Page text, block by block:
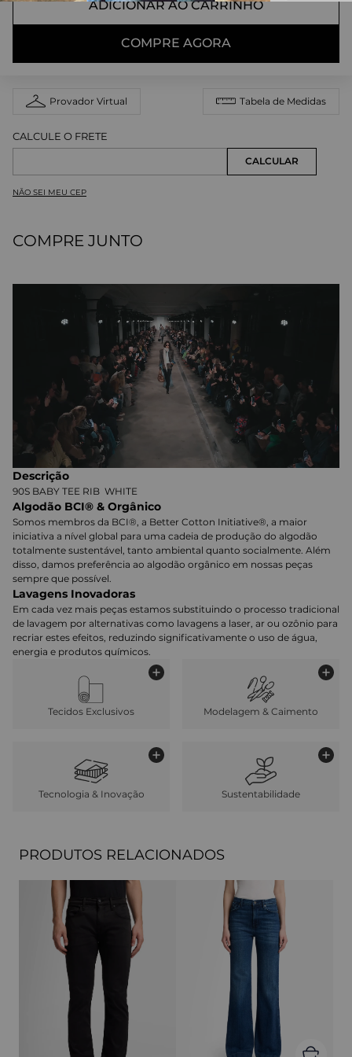
ADICIONAR AO CARRINHO
COMPRE AGORA
Provador Virtual Tabela de Medidas
NÃO SEI MEU CEP
COMPRE JUNTO
Descrição
90S BABY TEE RIB WHITE
Algodão BCI® & Orgânico
Somos membros da BCI®, a Better Cotton Initiative®, a maior
iniciativa a nível global para uma cadeia de produção do algodão
totalmente sustentável, tanto ambiental quanto socialmente. Além
disso, damos preferência ao algodão orgânico em nossas peças
sempre que possível.
Lavagens Inovadoras
Em cada vez mais peças estamos substituindo o processo tradicional
de lavagem por alternativas como lavagens a laser, ar ou ozônio para
recriar estes efeitos, reduzindo significativamente o uso de água,
energia e produtos químicos.
Tecidos Exclusivos Modelagem & Caimento
Tecnologia & Inovação Sustentabilidade
PRODUTOS RELACIONADOS